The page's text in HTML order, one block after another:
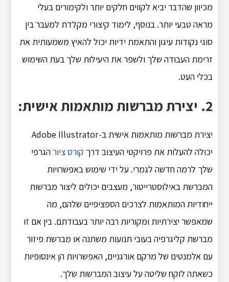
מכיוון שהדבר יביא לקווים חלקים יותר ולקימורים בעלי
מראה טבעי יותר. בנוסף, לימוד קיצורי מקלדת למעבר בין
סוגי נקודות עיגון והתאמת ידיות יכול להאיץ משמעותית את
זרימת העבודה שלך ולשפר את היעילות שלך בעת השימוש
בכלי העט.
2. יצירת מברשות מותאמות אישית:
יצירת מברשות מותאמות אישית ב-Adobe Illustrator
יכולה להעלות את פרויקטי העיצוב דרך קורס ציורהגרפי
שלך לרמה חדשה לגמרי. על ידי שימוש באפשרויות
המברשת באילוסטרייטור, מעצבים יכולים ליצור מברשות
ייחודיות המותאמות לצרכים הספציפיים שלהם, מה
שמאפשר יצירתיות ומקוריות רבה יותר בעבודתם. בין אם זו
מברשת קליגרפיה בעובי תנועות משתנה או מברשת פיזור
עם אלמנטים של מרקם אורגניים, האפשרויות הן אינסופיות
כשאתה לוקח שליטה על עיצוב המברשות שלך.